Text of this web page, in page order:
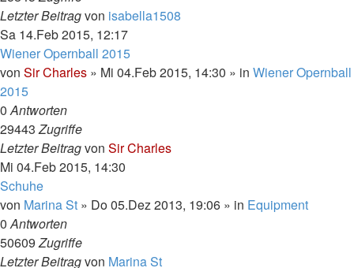
Letzter Beitragvon isabella1508
Sa 14.Feb 2015, 12:17
Wiener Opernball 2015
von Sir Charles » Mi 04.Feb 2015, 14:30 » in Wiener Opernball
2015
0Antworten
29443Zugriffe
Letzter Beitragvon Sir Charles
Mi 04.Feb 2015, 14:30
Schuhe
von Marina St » Do 05.Dez 2013, 19:06 » in Equipment
0Antworten
50609Zugriffe
Letzter Beitragvon Marina St